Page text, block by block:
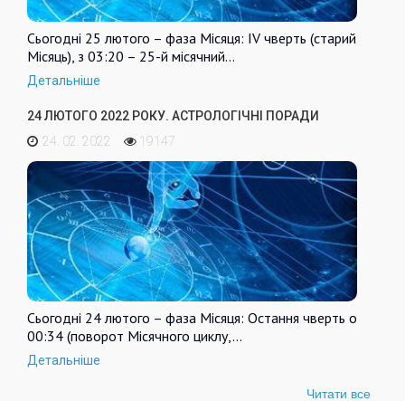
Сьогодні 25 лютого – фаза Місяця: IV чверть (старий
Місяць), з 03:20 – 25-й місячний…
Детальніше
24 ЛЮТОГО 2022 РОКУ. АСТРОЛОГІЧНІ ПОРАДИ
24. 02. 2022
19147
Сьогодні 24 лютого – фаза Місяця: Остання чверть о
00:34 (поворот Місячного циклу,…
Детальніше
Читати все